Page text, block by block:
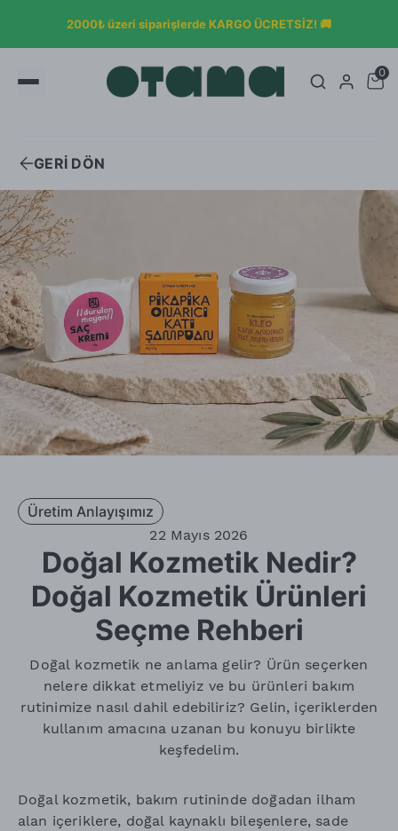
OTAMA KLASİKLERİYLE SON BULUŞMA! ÜRETİMİ
DURDURULACAK ÜRÜNLER %50 İNDİRİMDE 👋🏼
0
GERİ DÖN
Üretim Anlayışımız
22 Mayıs 2026
Doğal Kozmetik Nedir?
Doğal Kozmetik Ürünleri
Seçme Rehberi
Doğal kozmetik ne anlama gelir? Ürün seçerken
nelere dikkat etmeliyiz ve bu ürünleri bakım
rutinimize nasıl dahil edebiliriz? Gelin, içeriklerden
kullanım amacına uzanan bu konuyu birlikte
keşfedelim.
Doğal kozmetik, bakım rutininde doğadan ilham
alan içeriklere, doğal kaynaklı bileşenlere, sade